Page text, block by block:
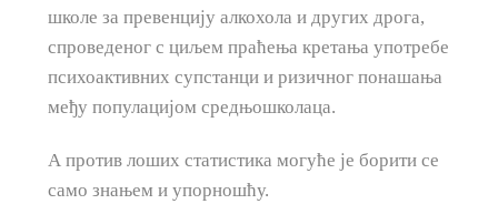
школе за превенцију алкохола и других дрога,
спроведеног с циљем праћења кретања употребе
психоактивних супстанци и ризичног понашања
међу популацијом средњошколаца.
А против лоших статистика могуће је борити се
само знањем и упорношћу.